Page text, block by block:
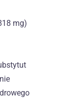
mg)